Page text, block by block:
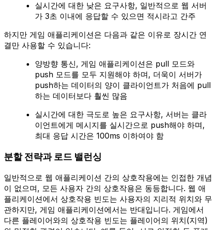
실시간에 대한 낮은 요구사항, 일반적으로 웹 서버
가 3초 이내에 응답할 수 있으면 적시라고 간주
하지만 게임 애플리케이션은 다음과 같은 이유로 장시간 연
결만 사용할 수 있습니다:
양방향 통신, 게임 애플리케이션은 pull 모드와
push 모드를 모두 지원해야 하며, 더욱이 서버가
push하는 데이터의 양이 클라이언트가 처음에 pull
하는 데이터보다 훨씬 많음
실시간에 대한 극도로 높은 요구사항, 서버는 클라
이언트에게 메시지를 실시간으로 push해야 하며,
최대 응답 시간은 100ms 이하여야 함
분할 전략과 로드 밸런싱
일반적으로 웹 애플리케이션 간의 상호작용에는 인접한 개념
이 없으며, 모든 사용자 간의 상호작용은 동등합니다. 웹 애
플리케이션에서 상호작용 빈도는 사용자의 지리적 위치와 무
관하지만, 게임 애플리케이션에서는 반대입니다. 게임에서
다른 플레이어와의 상호작용 빈도는 플레이어의 위치(지역)